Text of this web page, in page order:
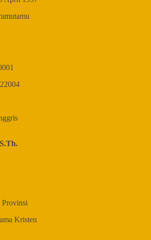
Provinsi
Kristen